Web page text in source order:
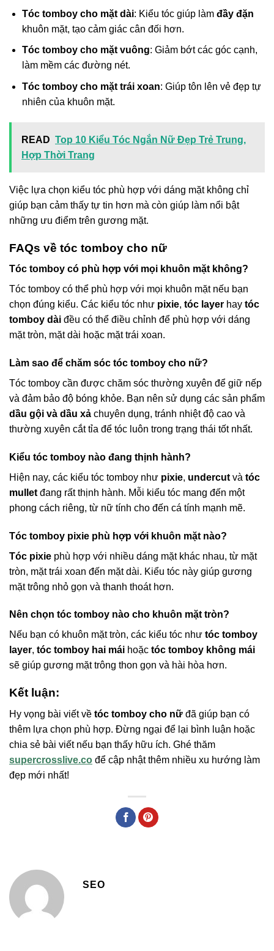
Tóc tomboy cho mặt dài: Kiểu tóc giúp làm đầy đặn
khuôn mặt, tạo cảm giác cân đối hơn.
Tóc tomboy cho mặt vuông: Giảm bớt các góc cạnh,
làm mềm các đường nét.
Tóc tomboy cho mặt trái xoan: Giúp tôn lên vẻ đẹp tự
nhiên của khuôn mặt.
READ Top 10 Kiểu Tóc Ngắn Nữ Đẹp Trẻ Trung,
Hợp Thời Trang
Việc lựa chọn kiểu tóc phù hợp với dáng mặt không chỉ
giúp bạn cảm thấy tự tin hơn mà còn giúp làm nổi bật
những ưu điểm trên gương mặt.
FAQs về tóc tomboy cho nữ
Tóc tomboy có phù hợp với mọi khuôn mặt không?
Tóc tomboy có thể phù hợp với mọi khuôn mặt nếu bạn
chọn đúng kiểu. Các kiểu tóc như pixie, tóc layer hay tóc
tomboy dài đều có thể điều chỉnh để phù hợp với dáng
mặt tròn, mặt dài hoặc mặt trái xoan.
Làm sao để chăm sóc tóc tomboy cho nữ?
Tóc tomboy cần được chăm sóc thường xuyên để giữ nếp
và đảm bảo độ bóng khỏe. Bạn nên sử dụng các sản phẩm
dầu gội và dầu xả chuyên dụng, tránh nhiệt độ cao và
thường xuyên cắt tỉa để tóc luôn trong trạng thái tốt nhất.
Kiểu tóc tomboy nào đang thịnh hành?
Hiện nay, các kiểu tóc tomboy như pixie, undercut và tóc
mullet đang rất thịnh hành. Mỗi kiểu tóc mang đến một
phong cách riêng, từ nữ tính cho đến cá tính mạnh mẽ.
Tóc tomboy pixie phù hợp với khuôn mặt nào?
Tóc pixie phù hợp với nhiều dáng mặt khác nhau, từ mặt
tròn, mặt trái xoan đến mặt dài. Kiểu tóc này giúp gương
mặt trông nhỏ gọn và thanh thoát hơn.
Nên chọn tóc tomboy nào cho khuôn mặt tròn?
Nếu bạn có khuôn mặt tròn, các kiểu tóc như tóc tomboy
layer, tóc tomboy hai mái hoặc tóc tomboy không mái
sẽ giúp gương mặt trông thon gọn và hài hòa hơn.
Kết luận:
Hy vọng bài viết về tóc tomboy cho nữ đã giúp bạn có
thêm lựa chọn phù hợp. Đừng ngại để lại bình luận hoặc
chia sẻ bài viết nếu bạn thấy hữu ích. Ghé thăm
supercrosslive.co để cập nhật thêm nhiều xu hướng làm
đẹp mới nhất!
SEO